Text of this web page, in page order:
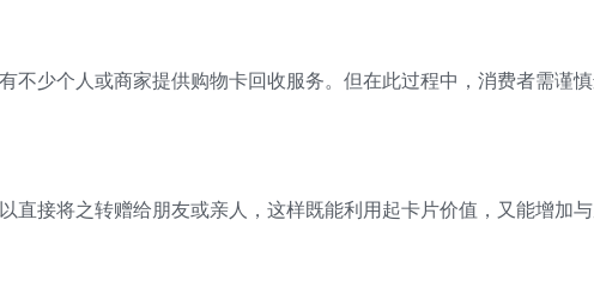
不少个人或商家提供购物卡回收服务。但在此过程中，消费者需谨
直接将之转赠给朋友或亲人，这样既能利用起卡片价值，又能增加